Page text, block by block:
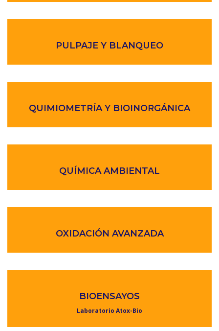
PULPAJE Y BLANQUEO
QUIMIOMETRÍA Y BIOINORGÁNICA
QUÍMICA AMBIENTAL
OXIDACIÓN AVANZADA
BIOENSAYOS
Laboratorio Atox-Bio